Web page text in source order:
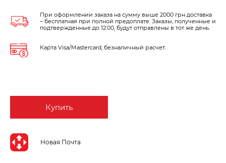
Купить
Новая Почта
При оформлении заказа на сумму выше 2000 грн доставка
– бесплатная при полной предоплате. Заказы, полученные и
подтвержденные до 12:00, будут отправлены в тот же день.
Карта Visa/Mastercard, безналичный расчет.